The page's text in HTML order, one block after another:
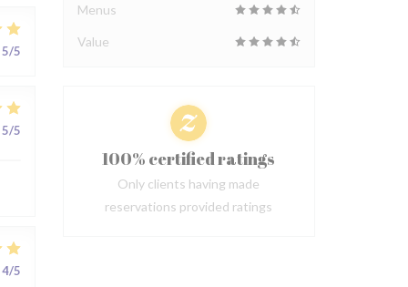
5/5
5/5
4/5
Menus
Value
100% certified ratings
Only clients having made
reservations provided ratings